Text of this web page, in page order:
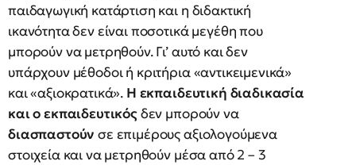
παιδαγωγική κατάρτιση και η διδακτική
ικανότητα δεν είναι ποσοτικά μεγέθη που
μπορούν να μετρηθούν. Γι’ αυτό και δεν
υπάρχουν μέθοδοι ή κριτήρια «αντικειμενικά»
και «αξιοκρατικά». H εκπαιδευτική διαδικασία
και ο εκπαιδευτικόςδεν μπορούν να
διασπαστούνσε επιμέρους αξιολογούμενα
στοιχεία και να μετρηθούν μέσα από 2 – 3